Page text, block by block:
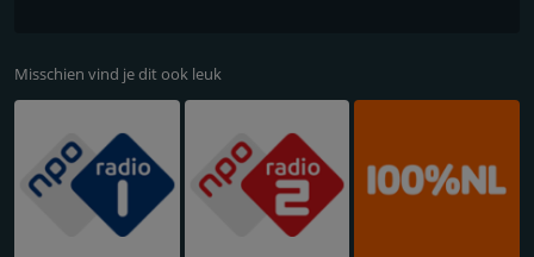
Misschien vind je dit ook leuk